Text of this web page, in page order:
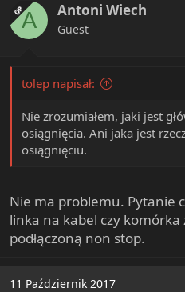
OPA Antoni Wiech
Guest
tolep napisał:
Nie zrozumiałem, jaki jest
osiągnięcia. Ani jaka jest
osiągnięciu.
Nie ma problemu. Pytanie
linka na kabel czy komórka
podłączoną non stop.
11 Październik 2017